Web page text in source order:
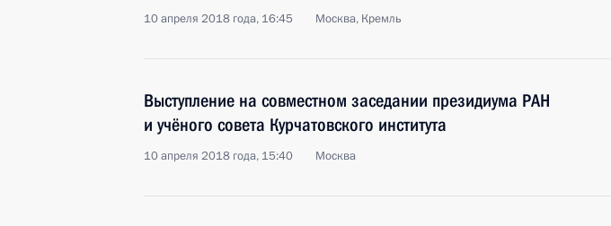
10 апреля 2018 года, 16:45 Москва, Кремль
Выступление на совместном заседании президиума РАН
и учёного совета Курчатовского института
10 апреля 2018 года, 15:40 Москва